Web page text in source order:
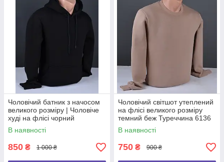
Чоловічий батник з начосом
великого розміру | Чоловіче
худі на флісі чорний
Туреччина 6090 Б
В наявності
850 ₴ 1 000 ₴
Чоловічий світшот утеплений
на флісі великого розміру
темний беж Туреччина 6136
Б
В наявності
750 ₴ 900 ₴